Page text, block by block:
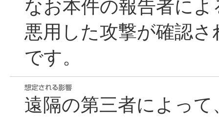
なお本件の報告者に
悪用した攻撃が確認
です。
遠隔の第三者によっ